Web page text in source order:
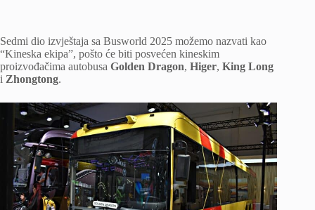
Sedmi dio izvještaja sa Busworld 2025 možemo nazvati kao
“Kineska ekipa”, pošto će biti posvećen kineskim
proizvođačima autobusa Golden Dragon, Higer, King Long
i Zhongtong.